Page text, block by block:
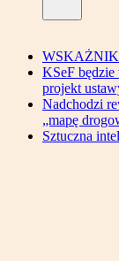
KSeF będzie
projekt
Nadchodzi
„mapę
Sztuczna